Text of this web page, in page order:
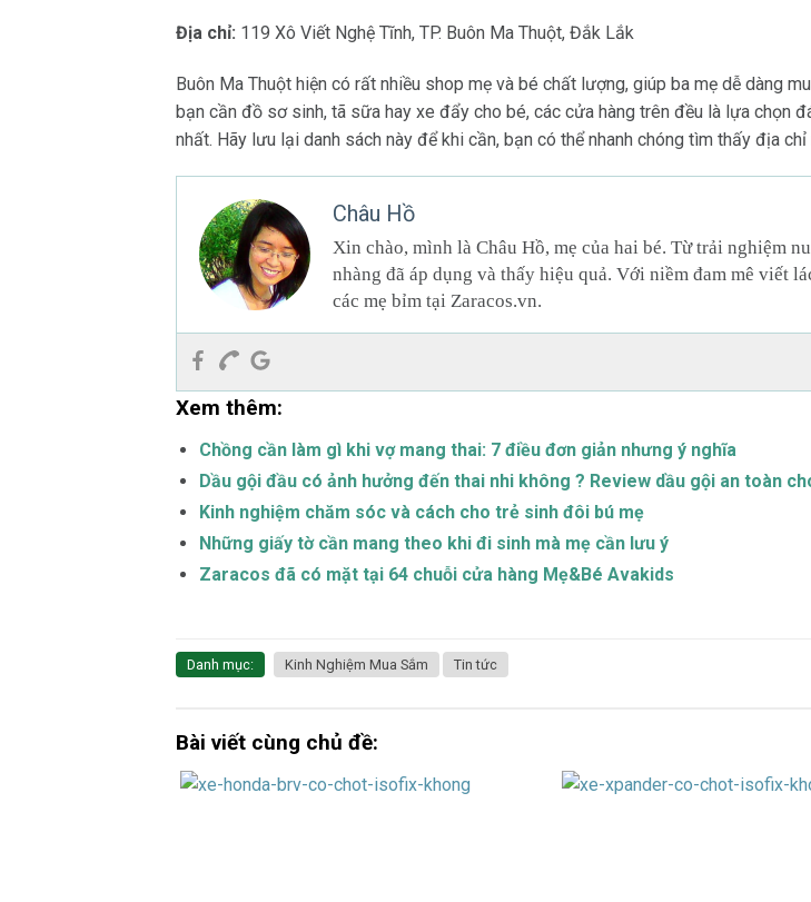
Địa chỉ: 119 Xô Viết Nghệ Tĩnh, TP. Buôn Ma Thuột, Đắk Lắk
Buôn Ma Thuột hiện có rất nhiều shop mẹ và bé chất lượng, giúp ba mẹ dễ dàng
bạn cần đồ sơ sinh, tã sữa hay xe đẩy cho bé, các cửa hàng trên đều là lựa chọn
nhất. Hãy lưu lại danh sách này để khi cần, bạn có thể nhanh chóng tìm thấy địa
Châu Hồ
Xin chào, mình là Châu Hồ, mẹ của hai bé. Từ trải nghiệm
nhàng đã áp dụng và thấy hiệu quả. Với niềm đam mê viết
các mẹ bỉm tại Zaracos.vn.
Xem thêm:
Chồng cần làm gì khi vợ mang thai: 7 điều đơn giản nhưng ý nghĩa
Dầu gội đầu có ảnh hưởng đến thai nhi không ? Review dầu gội an toàn
Kinh nghiệm chăm sóc và cách cho trẻ sinh đôi bú mẹ
Những giấy tờ cần mang theo khi đi sinh mà mẹ cần lưu ý
Zaracos đã có mặt tại 64 chuỗi cửa hàng Mẹ&Bé Avakids
Danh mục: Kinh Nghiệm Mua Sắm Tin tức
Bài viết cùng chủ đề: